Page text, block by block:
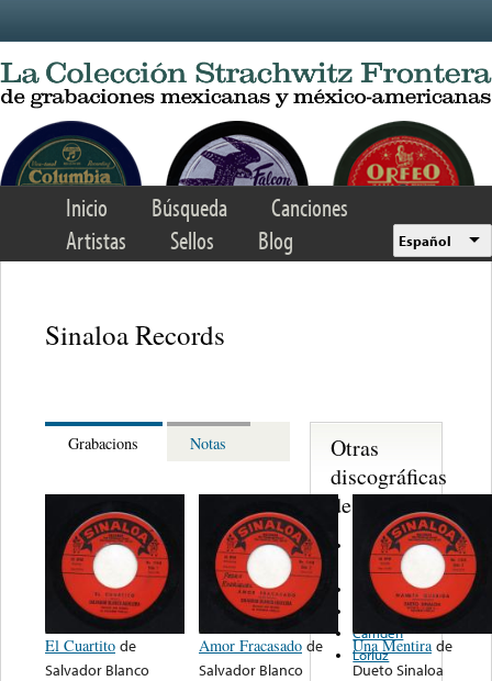
Inicio Búsqueda
Canciones
Artistas
Sellos Blog Español
Sinaloa Records
Grabacions Notas
El Cuartito de
Salvador Blanco
Amor Fracasado de
Salvador Blanco
Una Mentira de
Dueto Sinaloa
Otras
discográficas
de nota ...
Mammoth
Records
Colony
Discos TiCa
Camden
Loriuz